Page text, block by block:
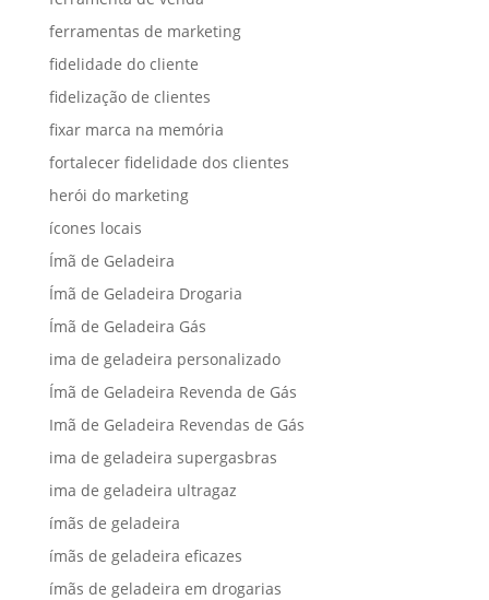
ferramentas de marketing
fidelidade do cliente
fidelização de clientes
fixar marca na memória
fortalecer fidelidade dos clientes
herói do marketing
ícones locais
Ímã de Geladeira
Ímã de Geladeira Drogaria
Ímã de Geladeira Gás
ima de geladeira personalizado
Ímã de Geladeira Revenda de Gás
Imã de Geladeira Revendas de Gás
ima de geladeira supergasbras
ima de geladeira ultragaz
ímãs de geladeira
ímãs de geladeira eficazes
ímãs de geladeira em drogarias